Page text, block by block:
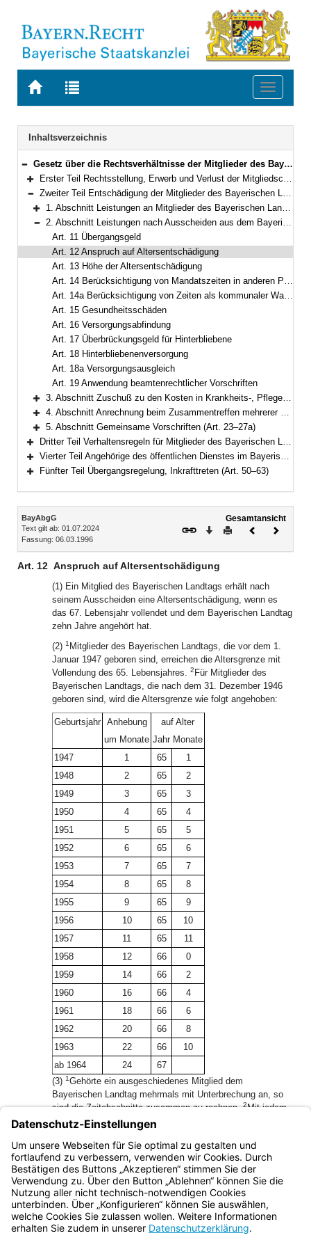
Zur
BAYERN.RECHT
Zur
letzten
Suche
Toggle
Navigation
Inhaltsverzeichnis
Bereich reduzieren
Gesetz über die Rechtsverhältnisse der Mitglieder des Bayerischen Landtags (Bayerisches Abgeordnetengesetz – BayAbgG) in der Fassung der Bekanntmachung vom 6. März 1996 (GVBl. S. 82) BayRS 1100-1-I (Art. 1–63)
Bereich erweitern
Erster Teil Rechtsstellung, Erwerb und Verlust der Mitgliedschaft, Ordnungsmaßnahmen (Art. 1–4a)
Bereich reduzieren
Zweiter Teil Entschädigung der Mitglieder des Bayerischen Landtags und Versorgung (Art. 5–27a)
Bereich erweitern
1. Abschnitt Leistungen an Mitglieder des Bayerischen Landtags (Art. 5–10)
Bereich reduzieren
2. Abschnitt Leistungen nach Ausscheiden aus dem Bayerischen Landtag (Art. 11–19)
Art. 11 Übergangsgeld
Art. 12 Anspruch auf Altersentschädigung
Art. 13 Höhe der Altersentschädigung
Art. 14 Berücksichtigung von Mandatszeiten in anderen Parlamenten
Art. 14a Berücksichtigung von Zeiten als kommunaler Wahlbeamter
Art. 15 Gesundheitsschäden
Art. 16 Versorgungsabfindung
Art. 17 Überbrückungsgeld für Hinterbliebene
Art. 18 Hinterbliebenenversorgung
Art. 18a Versorgungsausgleich
Art. 19 Anwendung beamtenrechtlicher Vorschriften
Bereich erweitern
3. Abschnitt Zuschuß zu den Kosten in Krankheits-, Pflege- und Geburtsfällen, Unterstützungen (Art. 20–21)
Bereich erweitern
4. Abschnitt Anrechnung beim Zusammentreffen mehrerer Bezüge aus öffentlichen Kassen (Art. 22)
Bereich erweitern
5. Abschnitt Gemeinsame Vorschriften (Art. 23–27a)
Bereich erweitern
Dritter Teil Verhaltensregeln für Mitglieder des Bayerischen Landtags (Art. 28–40)
Bereich erweitern
Vierter Teil Angehörige des öffentlichen Dienstes im Bayerischen Landtag (Art. 41–49)
Fünfter Teil Übergangsregelung, Inkrafttreten (Art. 50–63)
Inhalt
BayAbgG
Text gilt ab: 01.07.2024
Fassung: 06.03.1996
Gesamtansicht
Download
DruckenVorheriges
Art. 12 Anspruch auf Altersentschädigung
(1) Ein Mitglied des Bayerischen Landtags erhält nach
seinem Ausscheiden eine Altersentschädigung, wenn es
das 67. Lebensjahr vollendet und dem Bayerischen Landtag
zehn Jahre angehört hat.
(2) 1 Mitglieder des Bayerischen Landtags, die vor dem 1.
Januar 1947 geboren sind, erreichen die Altersgrenze mit
Vollendung des 65. Lebensjahres. 2 Für Mitglieder des
Bayerischen Landtags, die nach dem 31. Dezember 1946
geboren sind, wird die Altersgrenze wie folgt angehoben:
Geburtsjahr Anhebung
auf Alter
um Monate Jahr Monate
1947
1 65
1
1948
2 65
2
1949
3 65
3
1950
4 65
4
1951
5 65
5
1952
6 65
6
1953
7 65
7
1954
8 65
8
1955
9 65
9
1956
10 65
10
1957
11 65
11
1958
12 66
0
1959
14 66
2
1960
16 66
4
1961
18 66
6
1962
20 66
8
1963
22 66
10
ab 1964
24
67
(3) 1Gehörte ein ausgeschiedenes Mitglied dem
Bayerischen Landtag mehrmals mit Unterbrechung an, so
sind die Zeitabschnitte zusammen zu rechnen.2Mit jedem
über das zehnte Jahr hinausgehenden Jahr bis zum 20.
Jahr der Mitgliedschaft im Bayerischen Landtag entsteht
der Anspruch auf Altersentschädigung ein halbes
Lebensjahr früher.3 Art. 11 Abs. 1 Satz 4 gilt entsprechend.
Bayern.de
BayernPortal